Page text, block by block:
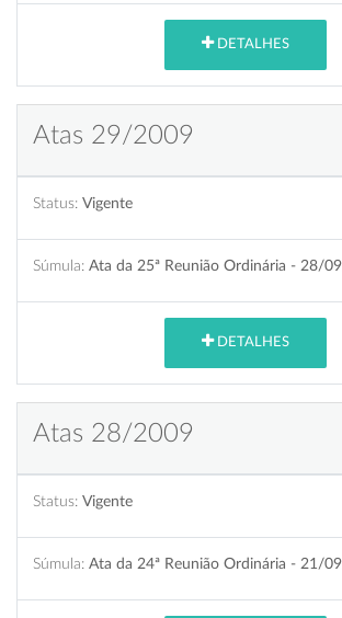
DETALHES
Atas 29/2009
Status: Vigente
Súmula: Ata da 25ª Reunião Ordinária - 28/
DETALHES
Atas 28/2009
Status: Vigente
Súmula: Ata da 24ª Reunião Ordinária - 21/